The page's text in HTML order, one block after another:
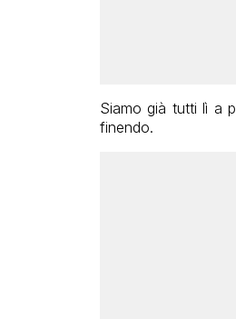
Siamo già tutti lì a
finendo.